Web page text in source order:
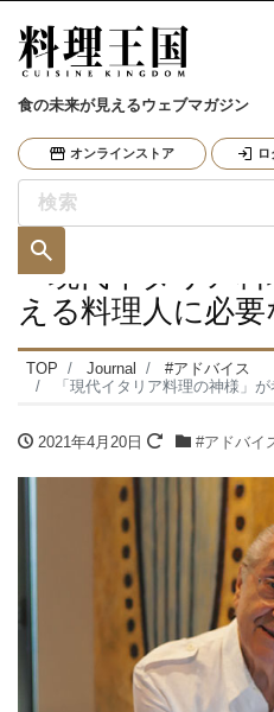
食の未来が見えるウェブマガジン
オンラインストア
「現代イタリア料
える料理人に必
TOP Journal
#アドバイス
「現代イタリア料理の神様」
2021年4月20日 #アドバイ